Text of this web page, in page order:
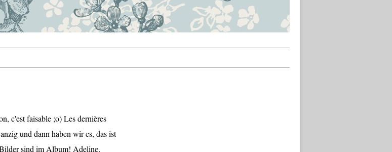
c'est faisable ;o) Les dernières
und dann haben wir es, das ist
sind im Album! Adeline,